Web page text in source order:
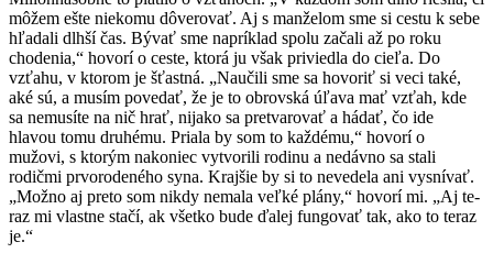
môžem ešte niekomu dôverovať. Aj s manželom sme si cestu k sebe
hľadali dlhší čas. Bývať sme napríklad spolu začali až po roku
chodenia,“ hovorí o ceste, ktorá ju však priviedla do cieľa. Do
vzťahu, v ktorom je šťastná. „Naučili sme sa hovoriť si veci také,
aké sú, a musím povedať, že je to obrovská úľava mať vzťah, kde
sa nemusíte na nič hrať, nijako sa pretvarovať a hádať, čo ide
hlavou tomu druhému. Priala by som to každému,“ hovorí o
mužovi, s ktorým nakoniec vytvorili rodinu a nedávno sa stali
rodičmi prvorodeného syna. Krajšie by si to nevedela ani vysnívať.
„Možno aj preto som nikdy nemala veľké plány,“ hovorí mi. „Aj te­
raz mi vlastne stačí, ak všetko bude ďalej fungovať tak, ako to teraz
je.“